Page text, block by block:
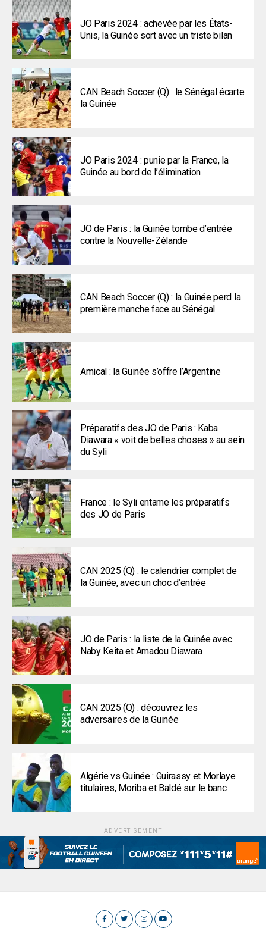
JO Paris 2024 : achevée par les États-
Unis, la Guinée sort avec un triste bilan
CAN Beach Soccer (Q) : le Sénégal écarte
la Guinée
JO Paris 2024 : punie par la France, la
Guinée au bord de l’élimination
JO de Paris : la Guinée tombe d’entrée
contre la Nouvelle-Zélande
CAN Beach Soccer (Q) : la Guinée perd la
première manche face au Sénégal
Amical : la Guinée s’offre l’Argentine
Préparatifs des JO de Paris : Kaba
Diawara « voit de belles choses » au sein
du Syli
France : le Syli entame les préparatifs
des JO de Paris
CAN 2025 (Q) : le calendrier complet de
la Guinée, avec un choc d’entrée
JO de Paris : la liste de la Guinée avec
Naby Keita et Amadou Diawara
CAN 2025 (Q) : découvrez les
adversaires de la Guinée
Algérie vs Guinée : Guirassy et Morlaye
titulaires, Moriba et Baldé sur le banc
ADVERTISEMENT